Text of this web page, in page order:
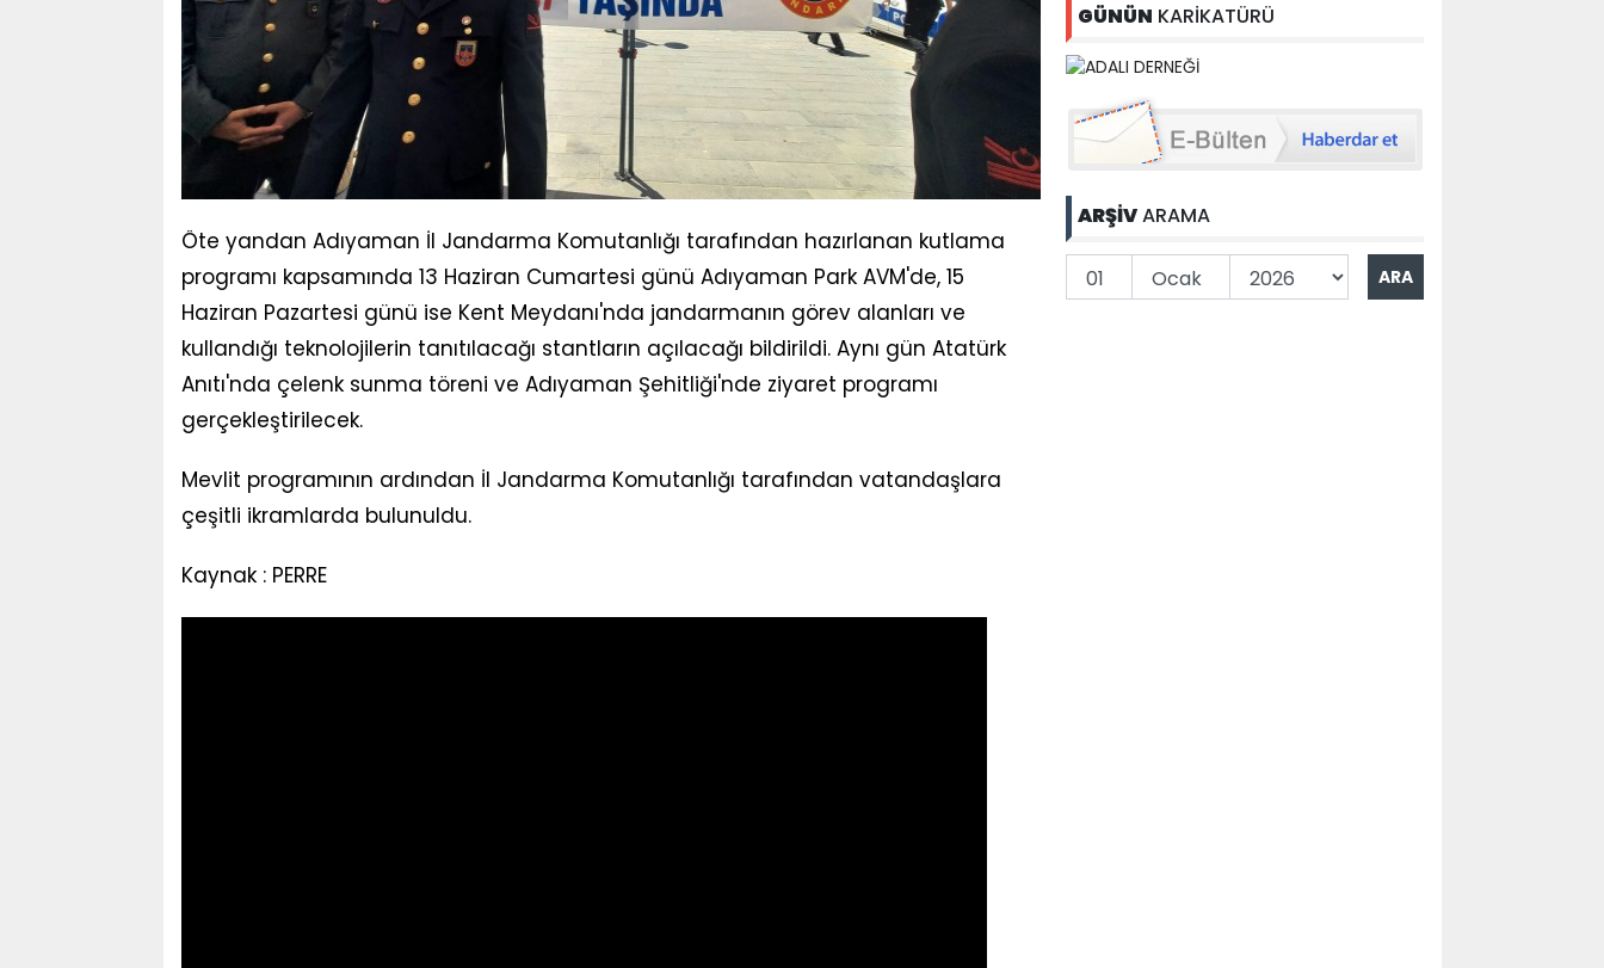
Öte yandan Adıyaman İl Jandarma Komutanlığı tarafından hazırlanan kutlama
programı kapsamında 13 Haziran Cumartesi günü Adıyaman Park AVM'de, 15
Haziran Pazartesi günü ise Kent Meydanı'nda jandarmanın görev alanları ve
kullandığı teknolojilerin tanıtılacağı stantların açılacağı bildirildi. Aynı gün Atatürk
Anıtı'nda çelenk sunma töreni ve Adıyaman Şehitliği'nde ziyaret programı
gerçekleştirilecek.
Mevlit programının ardından İl Jandarma Komutanlığı tarafından vatandaşlara
çeşitli ikramlarda bulunuldu.
Kaynak : PERRE
GÜNÜN KARİKATÜRÜ
ARŞİVARAMA